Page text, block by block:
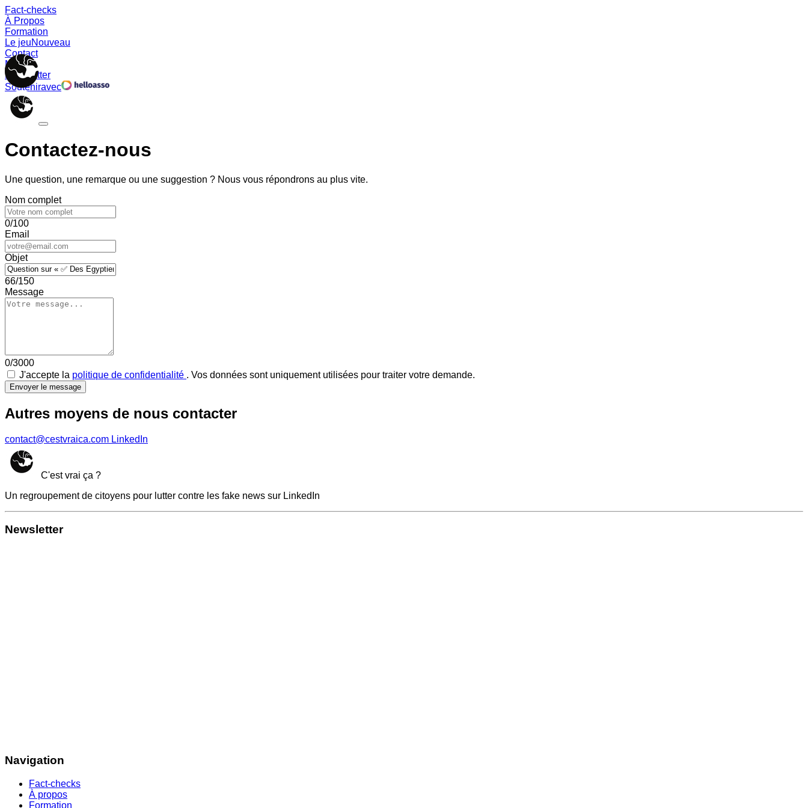
Fact-checks
À Propos
Formation
Le jeuNouveau
Contact
Memes
Newsletter
Souteniravec
Contactez-nous
Une question, une remarque ou une suggestion ? Nous vous répondrons au plus vite.
Nom complet
0/100
Email
Objet
66/150
Message
0/3000
J'accepte la politique de confidentialité . Vos données sont uniquement utilisées pour traiter votre demande.
Envoyer le message
Autres moyens de nous contacter
contact@cestvraica.com LinkedIn
C'est vrai ça ?
Un regroupement de citoyens pour lutter contre les fake news sur LinkedIn
Newsletter
Navigation
Fact-checks
À propos
Formation